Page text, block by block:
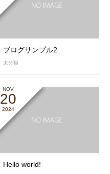
ブログサンプル2
未分類
NOV
20
2024
Hello world!